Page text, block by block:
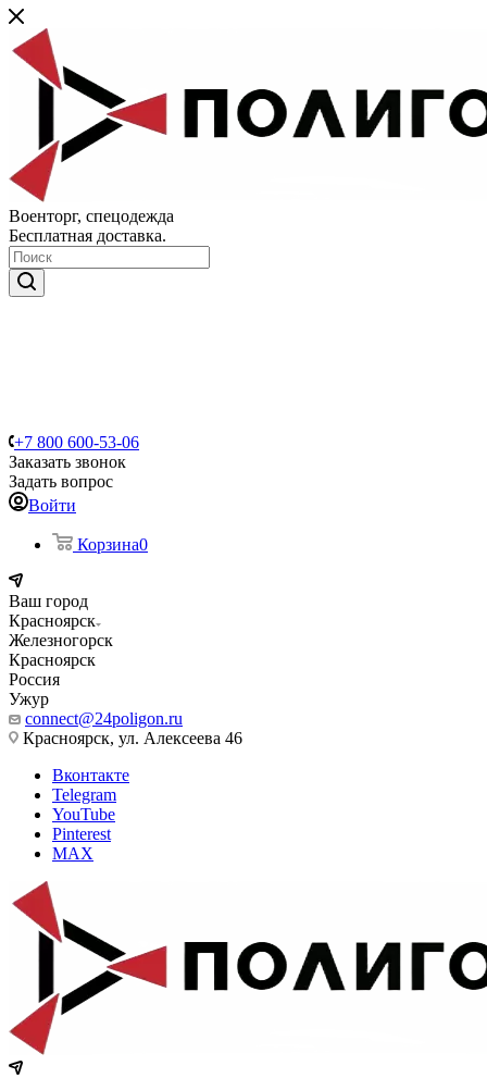
Военторг, спецодежда
Бесплатная доставка.
+7 800 600-53-06
Заказать звонок
Задать вопрос
Войти
Корзина0
Ваш город
Красноярск
Железногорск
Красноярск
Россия
Ужур
connect@24poligon.ru
Красноярск, ул. Алексеева 46
Вконтакте
Telegram
YouTube
Pinterest
MAX